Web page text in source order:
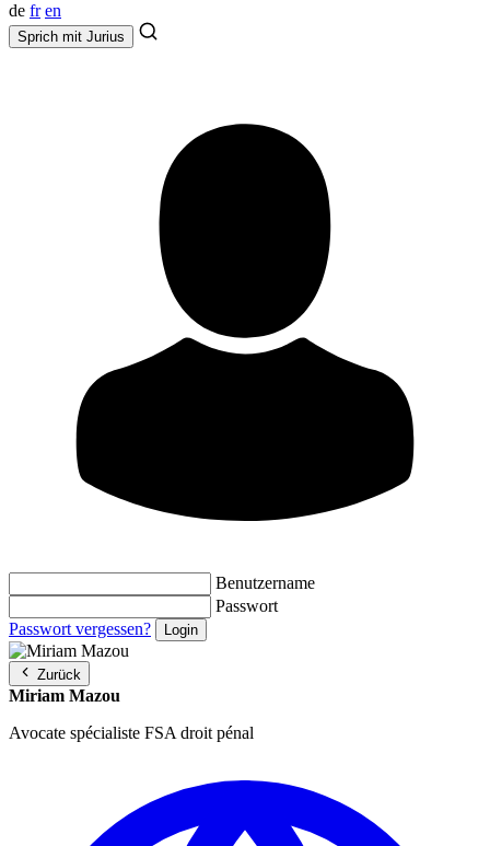
de fr en
Sprich mit Jurius
Benutzername
Passwort
Passwort vergessen?
Zurück
Miriam Mazou
Avocate spécialiste FSA droit pénal